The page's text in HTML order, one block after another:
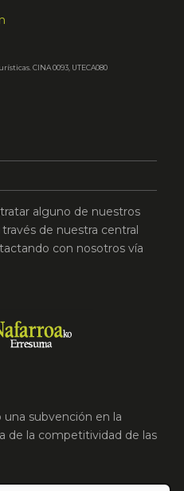
CINA 0093, UTECA080
alguno de nuestros
de nuestra central
con nosotros vía
subvención en la
de la competitividad de las